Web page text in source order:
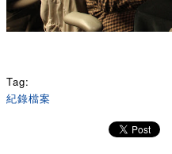
about 獨立遊戲開發者分享
Tag:
紀錄檔案